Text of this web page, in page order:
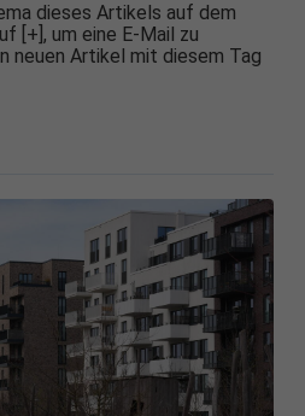
dieses Artikels auf dem
[+], um eine E-Mail zu
neuen Artikel mit diesem Tag